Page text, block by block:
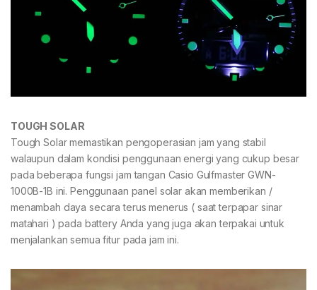
TOUGH SOLAR
Tough Solar memastikan pengoperasian jam yang stabil
walaupun dalam kondisi penggunaan energi yang cukup besar
pada beberapa fungsi jam tangan Casio Gulfmaster GWN-
1000B-1B ini. Penggunaan panel solar akan memberikan /
menambah daya secara terus menerus ( saat terpapar sinar
matahari ) pada battery Anda yang juga akan terpakai untuk
menjalankan semua fitur pada jam ini.